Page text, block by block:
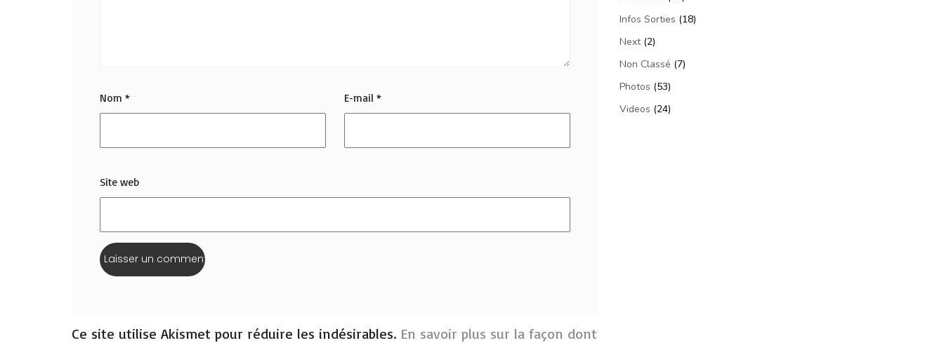
Nom * E-mail*
Site web
Ce site utilise Akismet pour réduire les indésirables. En savoir plus sur la façon dont
Infos Sorties (18)
Next(2)
Non Classé (7)
Photos (53)
Videos (24)